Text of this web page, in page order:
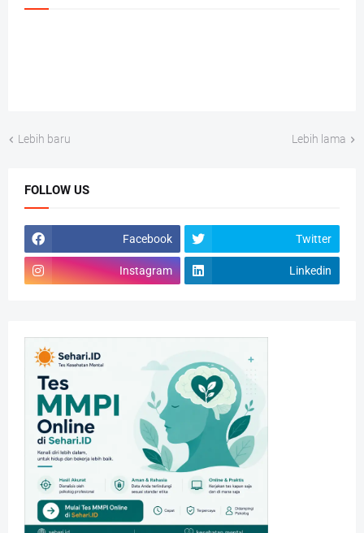
Lebih baru Lebih lama
FOLLOW US
Facebook Twitter
Instagram Linkedin